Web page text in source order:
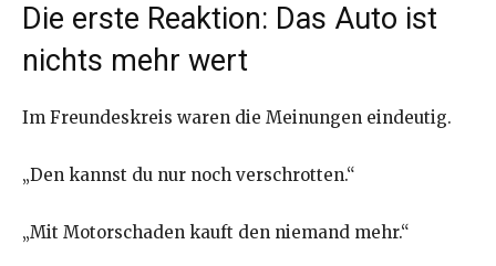
Die erste Reaktion: Das Auto ist
nichts mehr wert
Im Freundeskreis waren die Meinungen eindeutig.
„Den kannst du nur noch verschrotten.“
„Mit Motorschaden kauft den niemand mehr.“